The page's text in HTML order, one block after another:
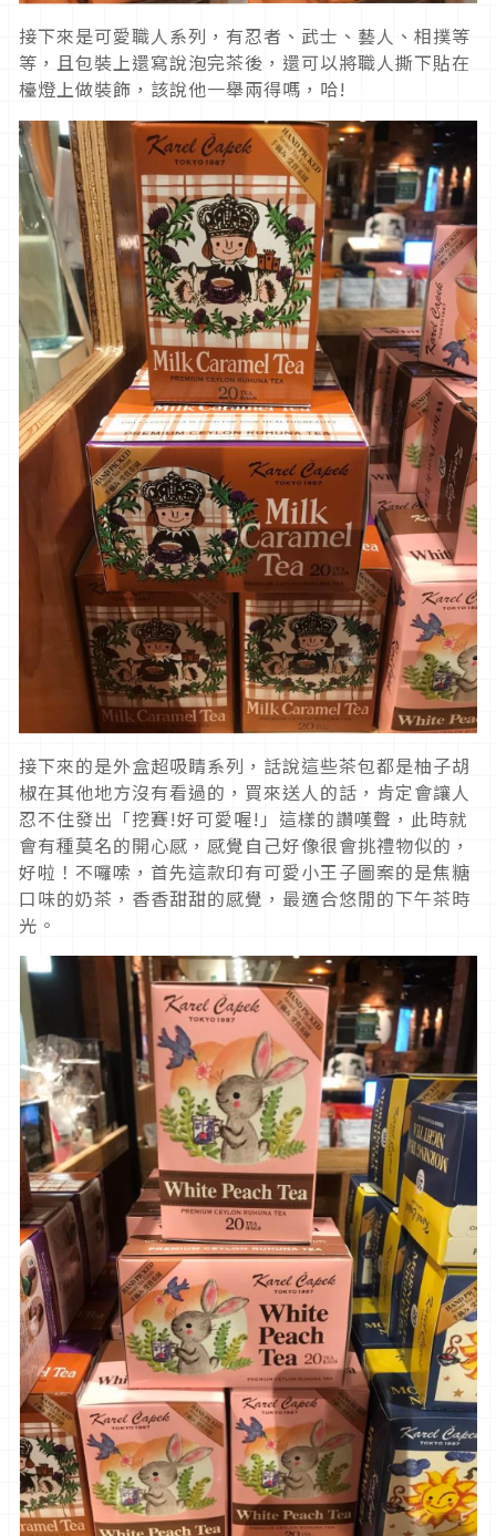
接下來是可愛職人系列，有忍者、武士、藝人、相撲等
等，且包裝上還寫說泡完茶後，還可以將職人撕下貼在
檯燈上做裝飾，該說他一舉兩得嗎，哈!
接下來的是外盒超吸睛系列，話說這些茶包都是柚子胡
椒在其他地方沒有看過的，買來送人的話，肯定會讓人
忍不住發出「挖賽!好可愛喔!」這樣的讚嘆聲，此時就
會有種莫名的開心感，感覺自己好像很會挑禮物似的，
好啦！不囉嗦，首先這款印有可愛小王子圖案的是焦糖
口味的奶茶，香香甜甜的感覺，最適合悠閒的下午茶時
光。